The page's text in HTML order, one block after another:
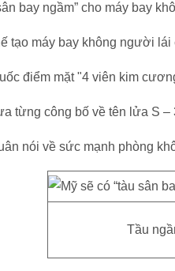
bay ngầm” cho máy bay
tạo máy bay không người lái
điểm mặt "4 viên kim
từng công bố về tên lửa S –
nói về sức mạnh phòng
Tầu